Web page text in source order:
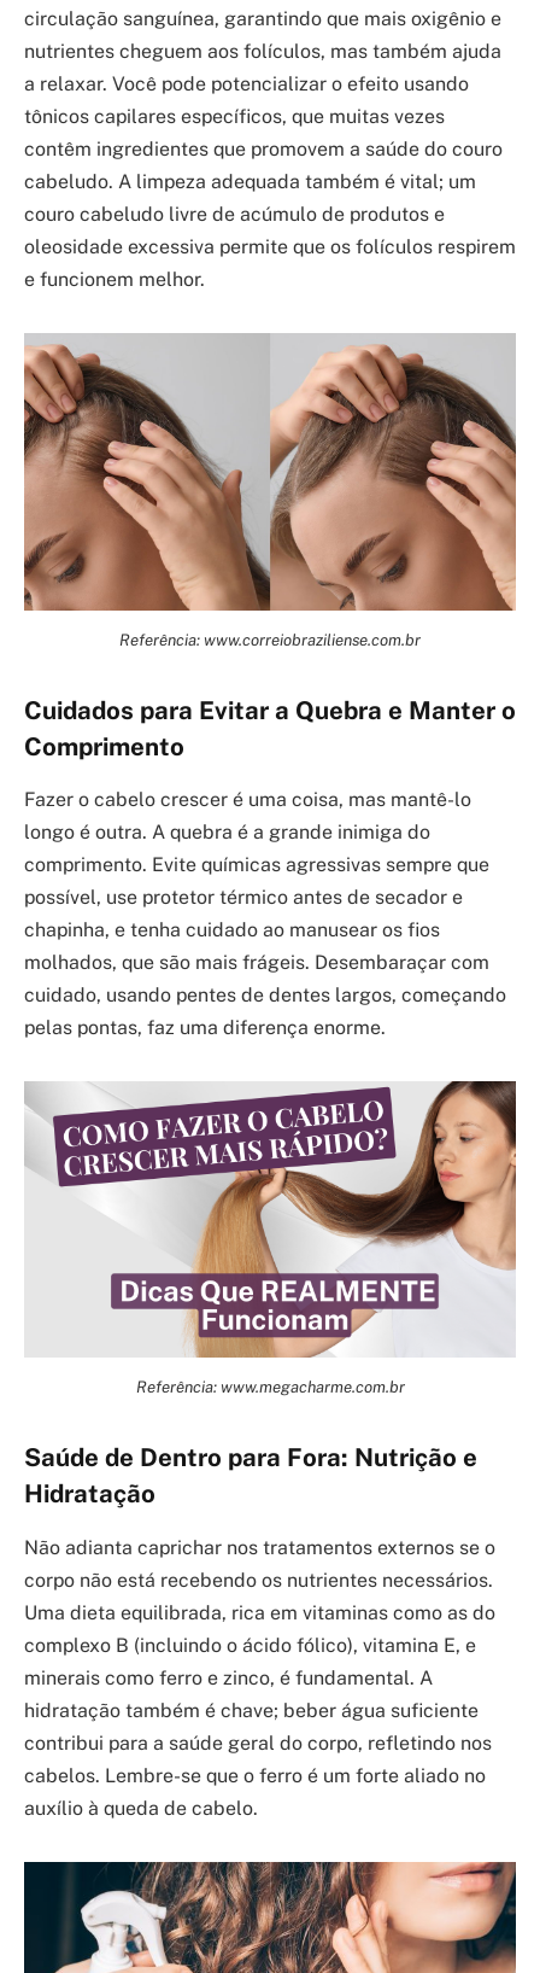
circulação sanguínea, garantindo que mais oxigênio e
nutrientes cheguem aos folículos, mas também ajuda
a relaxar. Você pode potencializar o efeito usando
tônicos capilares específicos, que muitas vezes
contêm ingredientes que promovem a saúde do couro
cabeludo. A limpeza adequada também é vital; um
couro cabeludo livre de acúmulo de produtos e
oleosidade excessiva permite que os folículos respirem
e funcionem melhor.
Referência: www.correiobraziliense.com.br
Cuidados para Evitar a Quebra e Manter o
Comprimento
Fazer o cabelo crescer é uma coisa, mas mantê-lo
longo é outra. A quebra é a grande inimiga do
comprimento. Evite químicas agressivas sempre que
possível, use protetor térmico antes de secador e
chapinha, e tenha cuidado ao manusear os fios
molhados, que são mais frágeis. Desembaraçar com
cuidado, usando pentes de dentes largos, começando
pelas pontas, faz uma diferença enorme.
Referência: www.megacharme.com.br
Saúde de Dentro para Fora: Nutrição e
Hidratação
Não adianta caprichar nos tratamentos externos se o
corpo não está recebendo os nutrientes necessários.
Uma dieta equilibrada, rica em vitaminas como as do
complexo B (incluindo o ácido fólico), vitamina E, e
minerais como ferro e zinco, é fundamental. A
hidratação também é chave; beber água suficiente
contribui para a saúde geral do corpo, refletindo nos
cabelos. Lembre-se que o ferro é um forte aliado no
auxílio à queda de cabelo.